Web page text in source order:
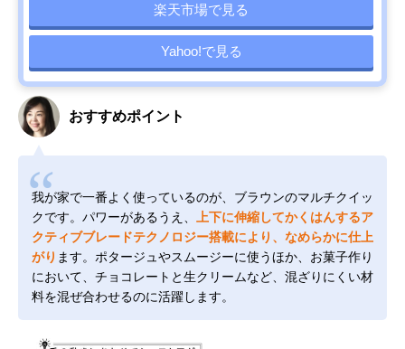
楽天市場で見る
Yahoo!で見る
おすすめポイント
我が家で一番よく使っているのが、ブラウンのマルチクイッ
クです。パワーがあるうえ、
上下に伸縮してかくはんするア
クティブブレードテクノロジー搭載により、なめらかに仕上
がり ます。ポタージュやスムージーに使うほか、お菓子作り
において、チョコレートと生クリームなど、混ざりにくい材
料を混ぜ合わせるのに活躍します。